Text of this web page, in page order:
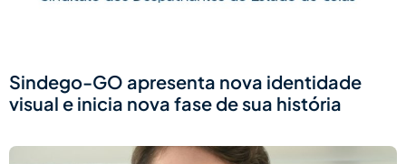
Sindego-GO apresenta nova identidade
visual e inicia nova fase de sua história